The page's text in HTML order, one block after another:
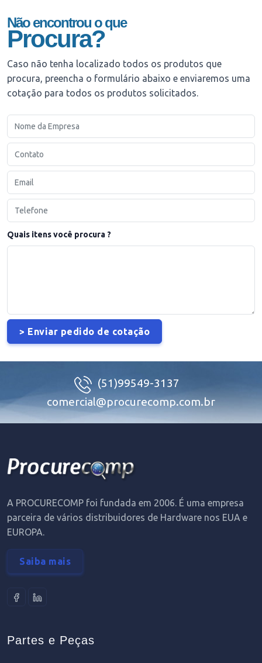
Não encontrou o que
Procura?
Caso não tenha localizado todos os produtos que
procura, preencha o formulário abaixo e enviaremos uma
cotação para todos os produtos solicitados.
Quais itens você procura ?
(51)99549-3137
comercial@procurecomp.com.br
A PROCURECOMP foi fundada em 2006. É uma empresa
parceira de vários distribuidores de Hardware nos EUA e
EUROPA.
Saiba mais
Partes e Peças